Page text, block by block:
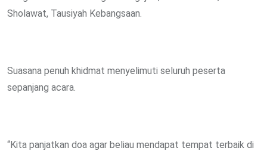
Sholawat, Tausiyah Kebangsaan.
Suasana penuh khidmat menyelimuti seluruh peserta
sepanjang acara.
“Kita panjatkan doa agar beliau mendapat tempat terbaik di